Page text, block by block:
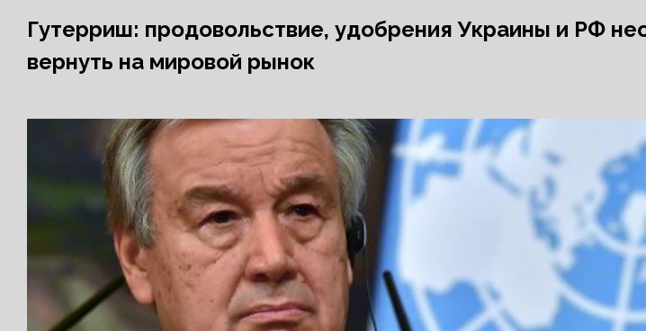
Гутерриш: продовольствие, удобрения Украины и РФ
вернуть на мировой рынок